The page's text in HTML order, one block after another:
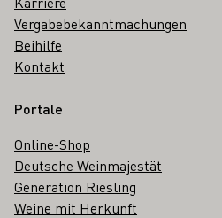
Vergabebekanntmachungen
Beihilfe
Kontakt
Portale
Online-Shop
Deutsche Weinmajestät
Generation Riesling
Weine mit Herkunft